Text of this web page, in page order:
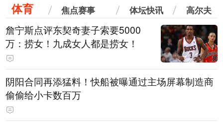
体育 焦点赛事 体坛快讯 高尔夫
詹宁斯点评东契奇妻子索要5000
万：捞女！九成女人都是捞女！
阴阳合同再添猛料！快船被曝通过主场屏幕制造商
偷偷给小卡数百万